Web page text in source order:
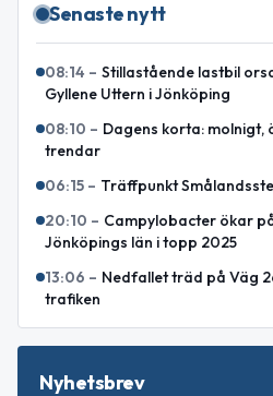
Senaste nytt
08:14 – Stillastående lastbil
Gyllene Uttern i Jönköping
08:10 – Dagens korta: molnigt,
trendar
06:15 – Träffpunkt
20:10 – Campylobacter ökar
Jönköpings län i topp 2025
13:06 – Nedfallet träd på Väg
trafiken
Nyhetsbrev